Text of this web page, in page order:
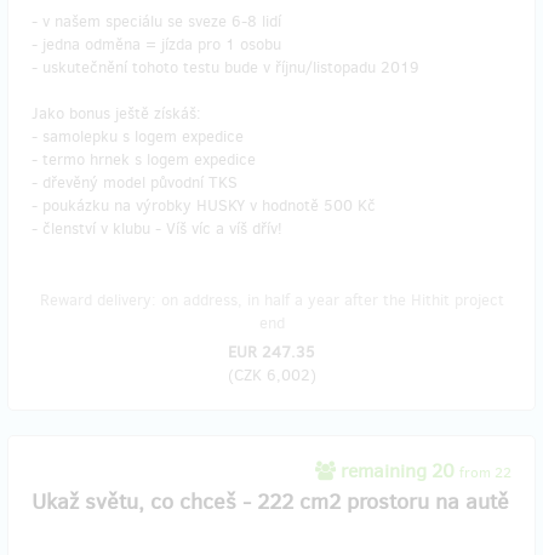
- v našem speciálu se sveze 6-8 lidí
- jedna odměna = jízda pro 1 osobu
- uskutečnění tohoto testu bude v říjnu/listopadu 2019
Jako bonus ještě získáš:
- samolepku s logem expedice
- termo hrnek s logem expedice
- dřevěný model původní TKS
- poukázku na výrobky HUSKY v hodnotě 500 Kč
- členství v klubu - Víš víc a víš dřív!
EUR 247.35
(CZK 6,002)
remaining 20 from 22
Ukaž světu, co chceš - 222 cm2 prostoru na autě